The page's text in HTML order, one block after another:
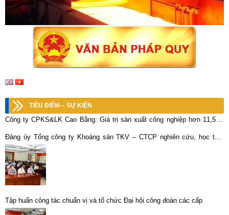
TIÊU ĐIỂM – SỰ KIỆN
Công ty CPKS&LK Cao Bằng: Giá trị sản xuất công nghiệp hơn 11,5 tỷ
Đảng ủy Tổng công ty Khoáng sản TKV – CTCP nghiên cứu, học tập,
quán triệt Kết luận, Quy định của Hội nghị lần thứ tư BCH Trung ương
Đảng khóa XIII và Nghị quyết số 22-NQ/ĐU ngày 13/01/2022 của Đảng
ủy Tập đoàn Công nghiệp Than – Khoáng sản Việt Nam về thực hiện
chuyển đổi số đến năm 2025, định hướng đến năm 2030
Tập huấn công tác chuẩn vị và tổ chức Đại hội công đoàn các cấp